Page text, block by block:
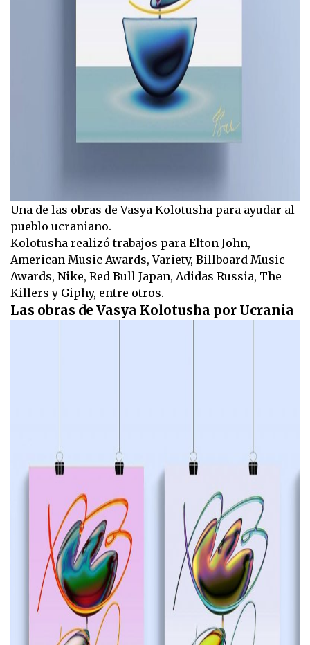
Una de las obras de Vasya Kolotusha para ayudar al
pueblo ucraniano.
Kolotusha realizó trabajos para Elton John,
American Music Awards, Variety, Billboard Music
Awards, Nike, Red Bull Japan, Adidas Russia, The
Killers y Giphy, entre otros.
Las obras de Vasya Kolotusha por Ucrania